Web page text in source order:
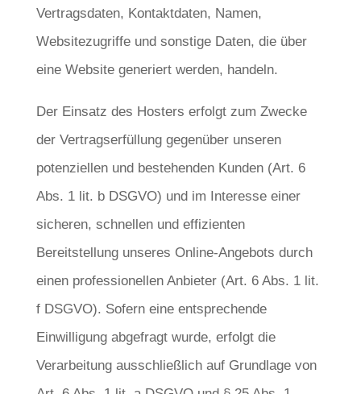
Vertragsdaten, Kontaktdaten, Namen,
Websitezugriffe und sonstige Daten, die über
eine Website generiert werden, handeln.
Der Einsatz des Hosters erfolgt zum Zwecke
der Vertragserfüllung gegenüber unseren
potenziellen und bestehenden Kunden (Art. 6
Abs. 1 lit. b DSGVO) und im Interesse einer
sicheren, schnellen und effizienten
Bereitstellung unseres Online-Angebots durch
einen professionellen Anbieter (Art. 6 Abs. 1 lit.
f DSGVO). Sofern eine entsprechende
Einwilligung abgefragt wurde, erfolgt die
Verarbeitung ausschließlich auf Grundlage von